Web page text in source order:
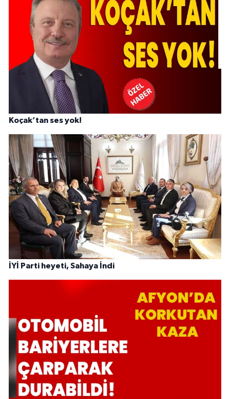
Koçak’tan ses yok!
İYİ Parti heyeti, Sahaya İndi